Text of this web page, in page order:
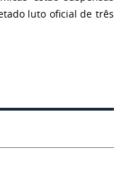
luto oficial de três